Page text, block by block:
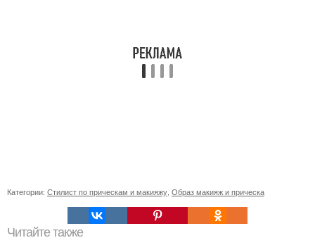
Категории: Стилист по прическам и макияжу Образ макияж и прическа
Читайте также